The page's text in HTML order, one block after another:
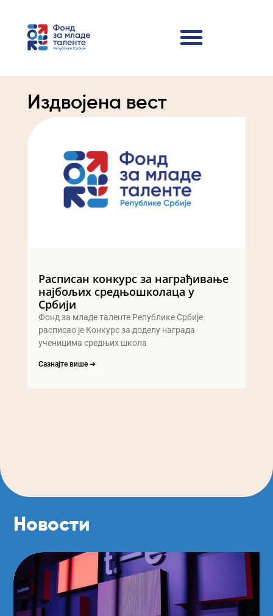
Издвојена вест
Расписан конкурс за награђивање
најбољих средњошколаца у
Србији
Фонд за младе таленте Републике Србије
расписао је Конкурс за доделу награда
ученицима средњих школа
Сазнајте више ➔
Новости